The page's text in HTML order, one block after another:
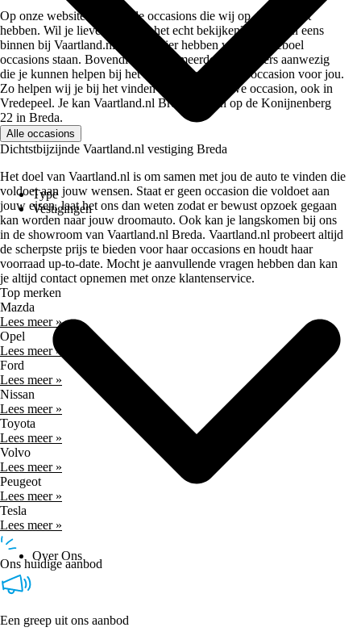
Type
Vestigingen
Over Ons
Op onze website vind je alle occasions die wij op dit moment
hebben. Wil je liever auto’s in het echt bekijken? Loop dan eens
binnen bij Vaartland.nl Breda. Hier hebben we een heleboel
occasions staan. Bovendien zijn er meerdere verkopers aanwezig
die je kunnen helpen bij het kiezen voor de beste occasion voor jou.
Zo helpen wij je bij het vinden van jouw nieuwe occasion, ook in
Vredepeel. Je kan Vaartland.nl Breda vinden op de Konijnenberg
22 in Breda.
Alle occasions
Dichtstbijzijnde Vaartland.nl vestiging Breda
Het doel van Vaartland.nl is om samen met jou de auto te vinden die
voldoet aan jouw wensen. Staat er geen occasion die voldoet aan
jouw eisen, laat het ons dan weten zodat er bewust opzoek gegaan
kan worden naar jouw droomauto. Ook kan je langskomen bij ons
in de showroom van Vaartland.nl Breda. Vaartland.nl probeert altijd
de scherpste prijs te bieden voor haar occasions en houdt haar
voorraad up-to-date. Mocht je aanvullende vragen hebben dan kan
je altijd contact opnemen met onze klantenservice.
Top merken
Mazda
Lees meer »
Opel
Lees meer »
Ford
Lees meer »
Nissan
Lees meer »
Toyota
Lees meer »
Volvo
Lees meer »
Peugeot
Lees meer »
Tesla
Lees meer »
Ons huidige aanbod
Een greep uit ons aanbod